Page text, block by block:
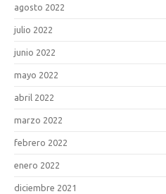
agosto 2022
julio 2022
junio 2022
mayo 2022
abril 2022
marzo 2022
febrero 2022
enero 2022
diciembre 2021